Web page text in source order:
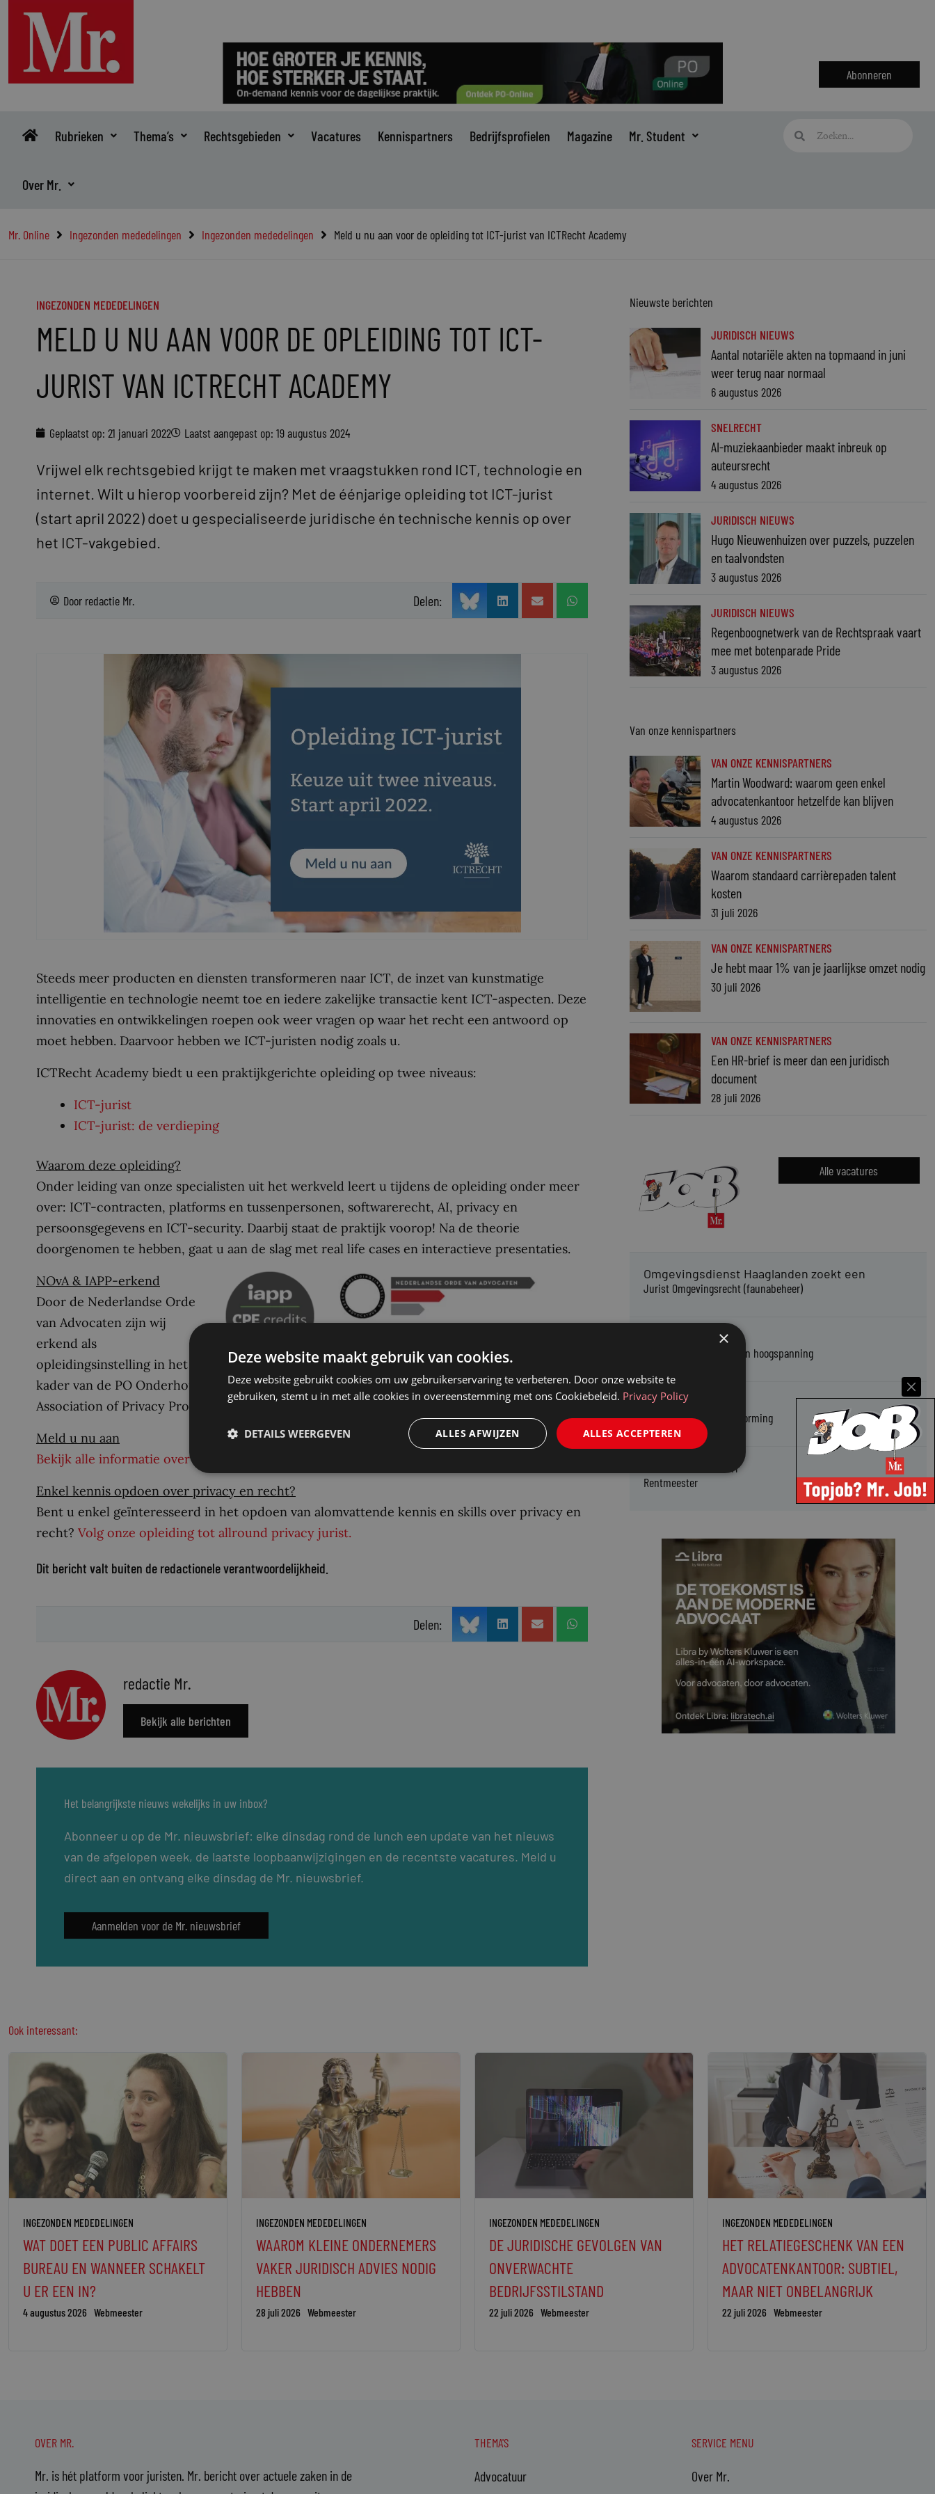
inhoud
Abonneren
Rubrieken Thema’s Rechtsgebieden Vacatures Kennispartners Bedrijfsprofielen Magazine Mr. Student
Over Mr.
Zoeken
Mr. Online Ingezonden mededelingen Ingezonden mededelingen Meld u nu aan voor de opleiding tot ICT-jurist van ICTRecht Academy
INGEZONDEN MEDEDELINGEN
MELD U NU AAN VOOR DE OPLEIDING TOT ICT-
JURIST VAN ICTRECHT ACADEMY
Geplaatst op: 21 januari 2022 Laatst aangepast op: 19 augustus 2024
Vrijwel elk rechtsgebied krijgt te maken met vraagstukken rond ICT, technologie en
internet. Wilt u hierop voorbereid zijn? Met de éénjarige opleiding tot ICT-jurist
(start april 2022) doet u gespecialiseerde juridische én technische kennis op over
het ICT-vakgebied.
Door redactie Mr. Delen:
Steeds meer producten en diensten transformeren naar ICT, de inzet van kunstmatige
intelligentie en technologie neemt toe en iedere zakelijke transactie kent ICT-aspecten. Deze
innovaties en ontwikkelingen roepen ook weer vragen op waar het recht een antwoord op
moet hebben. Daarvoor hebben we ICT-juristen nodig zoals u.
ICTRecht Academy biedt u een praktijkgerichte opleiding op twee niveaus:
ICT-jurist
ICT-jurist: de verdieping
Waarom deze opleiding?
Onder leiding van onze specialisten uit het werkveld leert u tijdens de opleiding onder meer
over: ICT-contracten, platforms en tussenpersonen, softwarerecht, AI, privacy en
persoonsgegevens en ICT-security. Daarbij staat de praktijk voorop! Na de theorie
doorgenomen te hebben, gaat u aan de slag met real life cases en interactieve presentaties.
NOvA & IAPP-erkend
Door de Nederlandse Orde
van Advocaten zijn wij
erkend als
opleidingsinstelling in het
kader van de PO Onderhoud Vakbekwaamheid). Daarnaast zij wij door de International
Association of Privacy Professionals erkend als Official CPE Provider.
Meld u nu aan
Bekijk alle informatie over onze ICT-jurist opleiding en meld u aan.
Enkel kennis opdoen over privacy en recht?
Bent u enkel geïnteresseerd in het opdoen van alomvattende kennis en skills over privacy en
recht? Volg onze opleiding tot allround privacy jurist.
Dit bericht valt buiten de redactionele verantwoordelijkheid.
Delen:
redactie Mr.
Bekijk alle berichten
Het belangrijkste nieuws wekelijks in uw inbox?
Abonneer u op de Mr. nieuwsbrief: elke dinsdag rond de lunch een update van het nieuws
van de afgelopen week, de laatste loopbaanwijzigingen en de recentste vacatures. Meld u
direct aan en ontvang elke dinsdag de Mr. nieuwsbrief.
Aanmelden voor de Mr. nieuwsbrief
Nieuwste berichten
JURIDISCH NIEUWS
Aantal notariële akten na topmaand in juni
weer terug naar normaal
6 augustus 2026
SNELRECHT
AI-muziekaanbieder maakt inbreuk op
auteursrecht
4 augustus 2026
JURIDISCH NIEUWS
Hugo Nieuwenhuizen over puzzels, puzzelen
en taalvondsten
3 augustus 2026
JURIDISCH NIEUWS
Regenboognetwerk van de Rechtspraak vaart
mee met botenparade Pride
3 augustus 2026
Van onze kennispartners
VAN ONZE KENNISPARTNERS
Martin Woodward: waarom geen enkel
advocatenkantoor hetzelfde kan blijven
4 augustus 2026
VAN ONZE KENNISPARTNERS
Waarom standaard carrièrepaden talent
kosten
31 juli 2026
VAN ONZE KENNISPARTNERS
Je hebt maar 1% van je jaarlijkse omzet nodig
30 juli 2026
VAN ONZE KENNISPARTNERS
Een HR-brief is meer dan een juridisch
document
28 juli 2026
Alle vacatures
Omgevingsdienst Haaglanden zoekt een
Jurist Omgevingsrecht (faunabeheer)
Enexis zoekt een
Rentmeester midden- en hoogspanning
Enexis zoekt een
Jurist ruimtelijke planvorming
Enexis zoekt een
Rentmeester
Ook interessant:
INGEZONDEN MEDEDELINGEN
WAT DOET EEN PUBLIC AFFAIRS
BUREAU EN WANNEER SCHAKELT
U ER EEN IN?
4 augustus 2026 Webmeester
INGEZONDEN MEDEDELINGEN
WAAROM KLEINE ONDERNEMERS
VAKER JURIDISCH ADVIES NODIG
HEBBEN
28 juli 2026 Webmeester
INGEZONDEN MEDEDELINGEN
DE JURIDISCHE GEVOLGEN VAN
ONVERWACHTE
BEDRIJFSSTILSTAND
22 juli 2026 Webmeester
INGEZONDEN MEDEDELINGEN
HET RELATIEGESCHENK VAN EEN
ADVOCATENKANTOOR: SUBTIEL,
MAAR NIET ONBELANGRIJK
22 juli 2026 Webmeester
OVER MR.
Mr. is hét platform voor juristen. Mr. bericht over actuele zaken in de
THEMA'S
Advocatuur
SERVICE MENU
Over Mr.
×
Deze website maakt gebruik van cookies.
Deze website gebruikt cookies om uw gebruikerservaring te verbeteren. Door onze website te
gebruiken, stemt u in met alle cookies in overeenstemming met ons Cookiebeleid. Privacy Policy
ALLES ACCEPTEREN
ALLES AFWIJZEN
DETAILS WEERGEVEN